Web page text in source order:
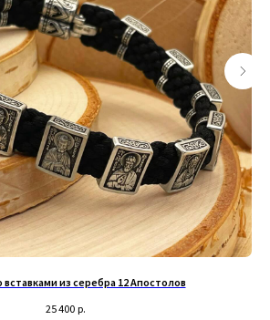
вставками из серебра 12 Апостолов
25 400 р.
Сайт разработан - @bogoduhovilya
ИП Титенков Александр Владимирович
ИНН: 525813293944
ОГРНИП: 319527500128352
адрес: г.Нижний Новгород,
ул. Маслякова д. 12а
+79200098811